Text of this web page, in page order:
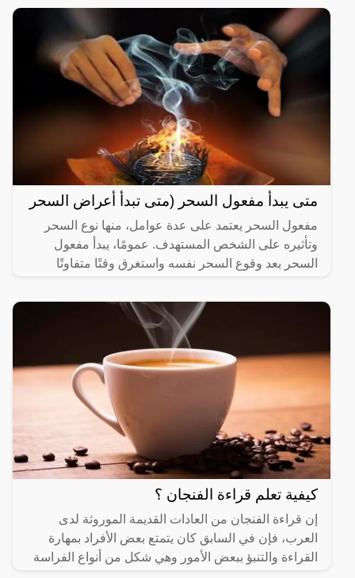
متى يبدأ مفعول السحر (متى تبدأ أعراض السحر
مفعول السحر يعتمد على عدة عوامل، منها نوع السحر
وتأثيره على الشخص المستهدف. عمومًا، يبدأ مفعول
السحر بعد وقوع السحر نفسه واستغرق وقتًا متفاوتًا
كيفية تعلم قراءة الفنجان ؟
إن قراءة الفنجان من العادات القديمة الموروثة لدى
العرب، فإن في السابق كان يتمتع بعض الأفراد بمهارة
القراءة والتنبؤ ببعض الأمور وهي شكل من أنواع الفراسة